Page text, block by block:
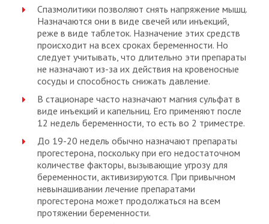
Спазмолитики позволяют снять напряжение мышц.
Назначаются они в виде свечей или инъекций,
реже в виде таблеток. Назначение этих средств
происходит на всех сроках беременности. Но
следует учитывать, что длительно эти препараты
не назначают из-за их действия на кровеносные
сосуды и способность снижать давление.
В стационаре часто назначают магния сульфат в
виде инъекций и капельниц. Его применяют после
12 недель беременности, то есть во 2 триместре.
До 19-20 недель обычно назначают препараты
прогестерона, поскольку при его недостаточном
количестве факторы, вызывающие угрозу для
беременности, активизируются. При привычном
невынашивании лечение препаратами
прогестерона может продолжаться на всем
протяжении беременности.